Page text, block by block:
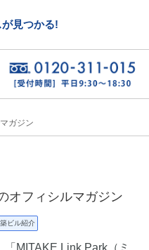
見つかる!
ガジン
オフィシルマガジン
ビル紹介
「MITAKE Link Park（ミ